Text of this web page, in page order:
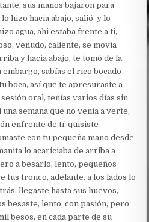
sus manos bajaron para
hizo hacia abajo, salió, y lo
agua, ahi estaba frente a ti,
venudo, caliente, se movía
y hacia abajo, te tomó de la
embargo, sabías el rico bocado
boca, así que te apresuraste a
oral, tenías varios días sin
semana que no venía a verte,
enfrente de tí, quisiste
con tu pequeña mano desde
lo acariciaba de arriba a
a besarlo, lento, pequeños
tus tronco, adelante, a los lados lo
llegaste hasta sus huevos,
besaste, lento, con pasión, pero
besos, en cada parte de su